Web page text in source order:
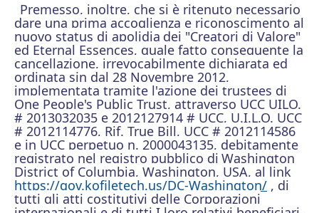
Premesso, inoltre, che si è ritenuto necessario
dare una prima accoglienza e riconoscimento al
nuovo status di apolidia dei "Creatori di Valore"
ed Eternal Essences, quale fatto conseguente la
cancellazione, irrevocabilmente dichiarata ed
ordinata sin dal 28 Novembre 2012,
implementata tramite l'azione dei trustees di
One People's Public Trust, attraverso UCC UILO.
# 2013032035 e 2012127914 # UCC, U.I.L.O. UCC
# 2012114776, Rif. True Bill, UCC # 2012114586
e in UCC perpetuo n. 2000043135, debitamente
registrato nel registro pubblico di Washington
District of Columbia, Washington, USA, al link
https://gov.kofiletech.us/DC-Washington/ , di
tutti gli atti costitutivi delle Corporazioni